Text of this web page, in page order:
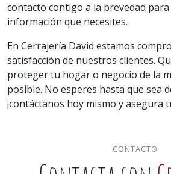
contacto contigo a la brevedad
información que necesites.
En Cerrajería David estamos
satisfacción de nuestros clientes.
proteger tu hogar o negocio de la
posible. No esperes hasta que sea
¡contáctanos hoy mismo y asegura
CONTACTO